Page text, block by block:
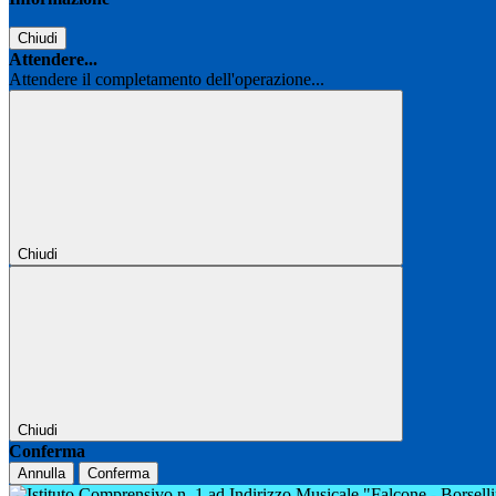
Chiudi
Attendere...
Attendere il completamento dell'operazione...
Chiudi
Chiudi
Conferma
Annulla Conferma